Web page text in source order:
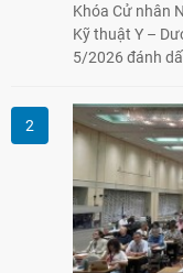
Khóa Cử nhân
Kỹ thuật Y –
5/2026 đánh
tại Việt Nam.